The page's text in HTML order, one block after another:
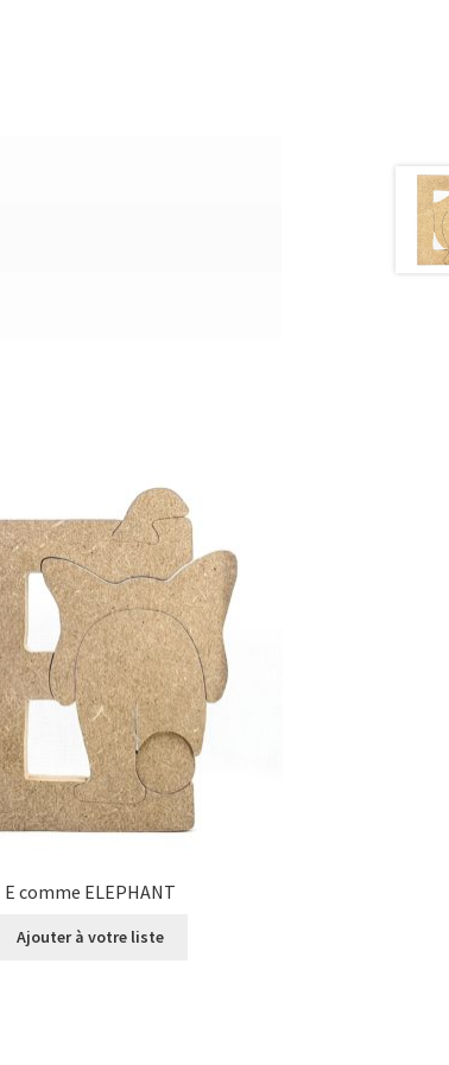
E comme ELEPHANT
Ajouter à votre liste